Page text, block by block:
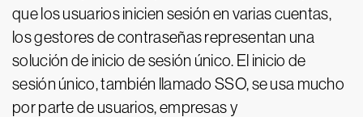
que los usuarios inicien sesión en varias cuentas,
los gestores de contraseñas representan una
solución de inicio de sesión único. El inicio de
sesión único, también llamado SSO, se usa mucho
por parte de usuarios, empresas y